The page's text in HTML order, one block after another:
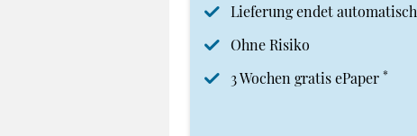
Lieferung endet automatisch
Ohne Risiko
3 Wochen gratis ePaper *